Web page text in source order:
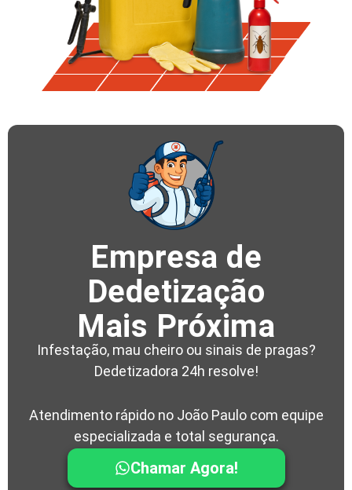
Empresa de
Dedetização
Mais Próxima
Infestação, mau cheiro ou sinais de pragas?
Dedetizadora 24h resolve!
Atendimento rápido no João Paulo com equipe
especializada e total segurança.
Chamar Agora!